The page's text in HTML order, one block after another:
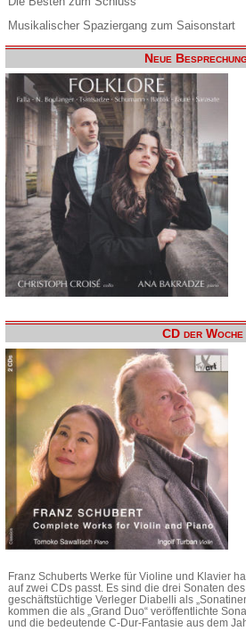
Musikalischer Spaziergang zum Saisonstart
Neue
CD der Woche
Franz Schuberts Werke für Violine und Klavier
auf zwei CDs passt. Es sind die drei Sonaten
geschäftstüchtige Verleger Diabelli als
kommen die als „Grand Duo“ veröffentlichte
und die bedeutende C-Dur-Fantasie aus dem